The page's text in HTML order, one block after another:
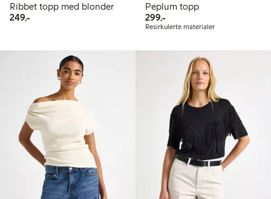
Ribbet topp med blonder
249,-249,00 kr
Peplum topp
299,-299,00 kr
Resirkulerte materialer